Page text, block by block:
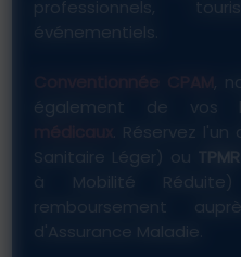
professionnels,
événementiels.
,
également de vos
. Réservez l'un
Sanitaire Léger) ou
TPMR
à Mobilité
remboursement
d'Assurance Maladie.